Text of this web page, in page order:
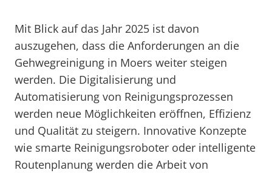
Mit Blick auf das Jahr 2025 ist davon
auszugehen, dass die Anforderungen an die
Gehwegreinigung in Moers weiter steigen
werden. Die Digitalisierung und
Automatisierung von Reinigungsprozessen
werden neue Möglichkeiten eröffnen, Effizienz
und Qualität zu steigern. Innovative Konzepte
wie smarte Reinigungsroboter oder intelligente
Routenplanung werden die Arbeit von